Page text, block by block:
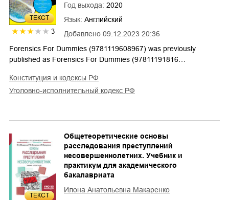
ТЕКСТ
3 Добавлено 09.12.2023 20:36
Год выхода: 2020
Язык: Английский
Forensics For Dummies (9781119608967) was previously
published as Forensics For Dummies (97811191816…
конституция и кодексы РФ
уголовно-исполнительный кодекс РФ
ТЕКСТ
Общетеоретические основы
расследования преступлений
несовершеннолетних. Учебник и
практикум для академического
бакалавриата
Илона Анатольевна Макаренко